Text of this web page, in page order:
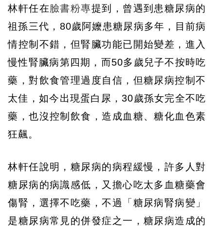
林軒任在臉書粉專提到，曾遇到患糖尿病的
祖孫三代，80歲阿嬤患糖尿病多年，目前病
情控制不錯，但腎臟功能已開始變差，進入
慢性腎臟病第四期，而50多歲兒子不按時吃
藥，對飲食管理過度自信，但糖尿病控制不
太佳，如今出現蛋白尿，30歲孫女完全不吃
藥，也沒控制飲食，造成血糖、糖化血色素
狂飆。
林軒任說明，糖尿病的病程緩慢，許多人對
糖尿病的病識感低，又擔心吃太多血糖藥會
傷腎，選擇不吃藥，不過「糖尿病腎病變」
是糖尿病常見的併發症之一，糖尿病造成的